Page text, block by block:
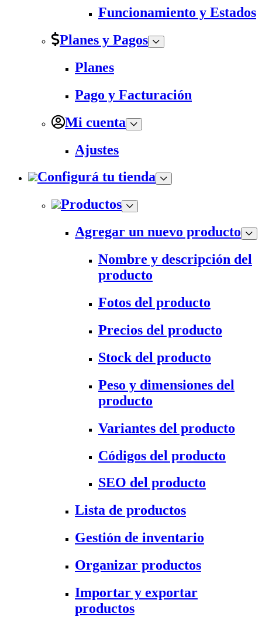
Funcionamiento y Estados
Planes y Pagos
Planes
Pago y Facturación
Mi cuenta
Ajustes
Configurá tu tienda
Productos
Agregar un nuevo producto
Nombre y descripción del
producto
Fotos del producto
Precios del producto
Stock del producto
Peso y dimensiones del
producto
Variantes del producto
Códigos del producto
SEO del producto
Lista de productos
Gestión de inventario
Organizar productos
Importar y exportar
productos